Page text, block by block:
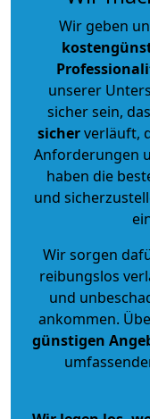
Wir geben
unserer
sicher sein,
sicherverläuft,
Anforderungen
haben die
und
Wir sorgen
reibungslos
und
ankommen.
günstigen